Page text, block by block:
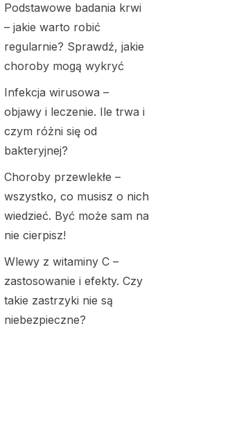
Podstawowe badania krwi
– jakie warto robić
regularnie? Sprawdź, jakie
choroby mogą wykryć
Infekcja wirusowa –
objawy i leczenie. Ile trwa i
czym różni się od
bakteryjnej?
Choroby przewlekłe –
wszystko, co musisz o nich
wiedzieć. Być może sam na
nie cierpisz!
Wlewy z witaminy C –
zastosowanie i efekty. Czy
takie zastrzyki nie są
niebezpieczne?